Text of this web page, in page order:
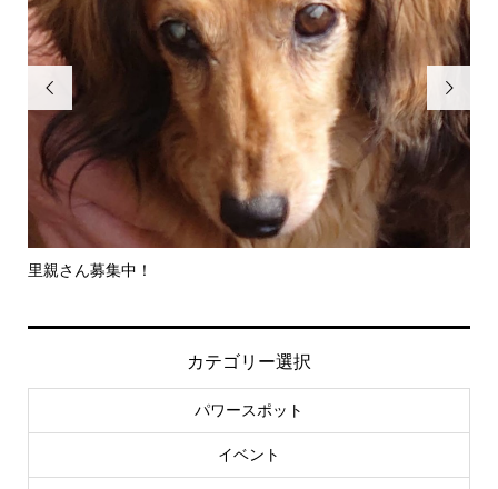

里親さん募集中！

カテゴリー選択
パワースポット
イベント